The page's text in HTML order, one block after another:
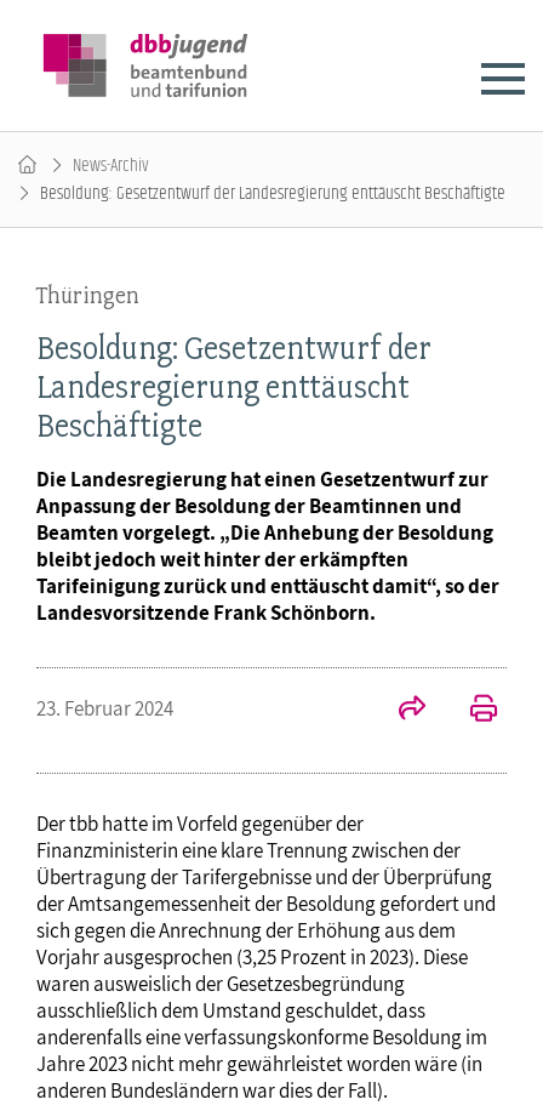
News-Archiv
Besoldung: Gesetzentwurf der Landesregierung enttäuscht Beschäftigte
Thüringen
Besoldung: Gesetzentwurf der
Landesregierung enttäuscht
Beschäftigte
Die Landesregierung hat einen Gesetzentwurf zur
Anpassung der Besoldung der Beamtinnen und
Beamten vorgelegt. „Die Anhebung der Besoldung
bleibt jedoch weit hinter der erkämpften
Tarifeinigung zurück und enttäuscht damit“, so der
Landesvorsitzende Frank Schönborn.
23. Februar 2024
Der tbb hatte im Vorfeld gegenüber der
Finanzministerin eine klare Trennung zwischen der
Übertragung der Tarifergebnisse und der Überprüfung
der Amtsangemessenheit der Besoldung gefordert und
sich gegen die Anrechnung der Erhöhung aus dem
Vorjahr ausgesprochen (3,25 Prozent in 2023). Diese
waren ausweislich der Gesetzesbegründung
ausschließlich dem Umstand geschuldet, dass
anderenfalls eine verfassungskonforme Besoldung im
Jahre 2023 nicht mehr gewährleistet worden wäre (in
anderen Bundesländern war dies der Fall).